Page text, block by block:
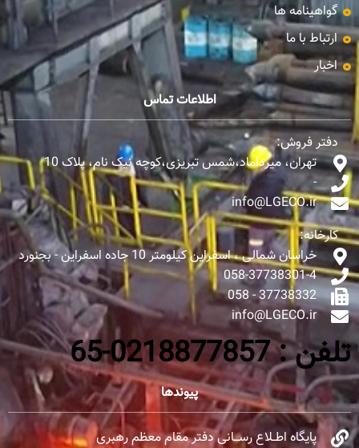
گواهینامه ها
ارتباط با ما
اخبار
اطلاعات تماس
دفتر فروش:
تهران، میرداماد،شمس تبریزی،کوچه نیک نام، پلاک 10
-
info@LGECO.ir
کارخانه:
خراسان شمالی ، اسفراین کیلومتر 10 جاده اسفراین - بجنورد
058-37738301-4
37738332 - 058
info@LGECO.ir
تلفن : 0218877857-65
پیوندها
پایگاه اطــلاع رســـانی دفتر مقام معظم رهبری